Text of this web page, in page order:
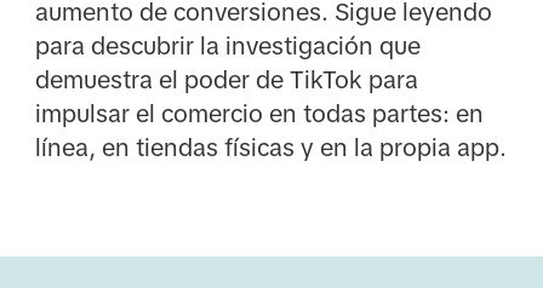
aumento de conversiones. Sigue leyendo
para descubrir la investigación que
demuestra el poder de TikTok para
impulsar el comercio en todas partes: en
línea, en tiendas físicas y en la propia app.